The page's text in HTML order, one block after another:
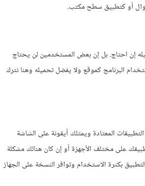
جوال أو كتطبيق سطح مكتب.
إن احتاج. بل إن بعض المستخدمين لن يحتاج
البرنامج كموقع ولا يفضل تحميله وهنا نترك
المعتادة ويمتلك أيقونة على الشاشة
على مختلف الأجهزة أو إن كان هنالك مشكلة
بكثرة الاستخدام وتوافر النسخة على الجهاز